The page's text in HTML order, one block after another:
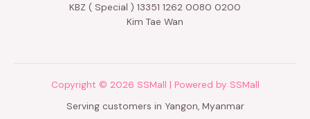
KBZ ( Special ) 13351 1262 0080 0200
Kim Tae Wan
Copyright © 2026 SSMall | Powered by SSMall
Serving customers in Yangon, Myanmar